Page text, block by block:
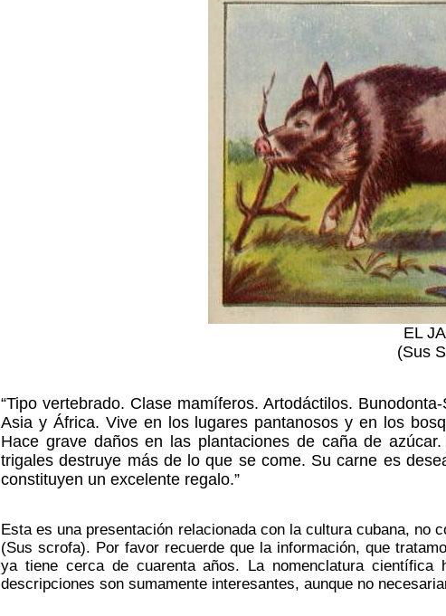
EL
(Sus
“Tipo vertebrado. Clase mamíferos. Artodáctilos.
Asia y África. Vive en los lugares pantanosos y en los
Hace grave daños en las plantaciones de caña de
trigales destruye más de lo que se come. Su carne es
constituyen un excelente regalo.”
Esta es una presentación relacionada con la cultura cubana, no
(Sus scrofa). Por favor recuerde que la información, que
ya tiene cerca de cuarenta años. La nomenclatura
descripciones son sumamente interesantes, aunque no